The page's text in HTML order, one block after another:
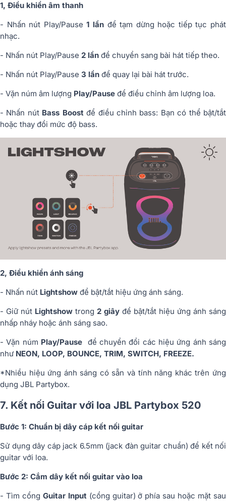
1, Điều khiển âm thanh
- Nhấn nút Play/Pause1 lầnđể tạm dừng hoặc tiếp tục phát
nhạc.
- Nhấn nút Play/Pause 2 lần để chuyển sang bài hát tiếp theo.
- Nhấn nút Play/Pause 3 lần để quay lại bài hát trước.
- Vặn núm âm lượng Play/Pause để điều chỉnh âm lượng loa.
- Nhấn nút Bass Boost để điều chỉnh bass: Bạn có thể bật/tắt
hoặc thay đổi mức độ bass.
2, Điều khiển ánh sáng
- Nhấn nút Lightshow để bật/tắt hiệu ứng ánh sáng.
- Giữ nút Lightshow trong 2 giây để bật/tắt hiệu ứng ánh sáng
nhấp nháy hoặc ánh sáng sao.
- Vặn núm Play/Pause để chuyển đổi các hiệu ứng ánh sáng
như NEON, LOOP, BOUNCE, TRIM, SWITCH, FREEZE.
*Nhiều hiệu ứng ánh sáng có sẵn và tính năng khác trên ứng
dụng JBL Partybox.
7. Kết nối Guitar với loa JBL Partybox 520
Bước 1: Chuẩn bị dây cáp kết nối guitar
Sử dụng dây cáp jack 6.5mm (jack đàn guitar chuẩn) để kết nối
guitar với loa.
Bước 2: Cắm dây kết nối guitar vào loa
- Tìm cổng Guitar Input (cổng guitar) ở phía sau hoặc mặt sau